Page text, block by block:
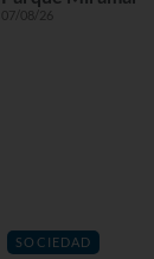
07/08/26
SOCIEDAD